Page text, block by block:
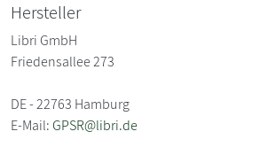
Hersteller
Libri GmbH
Friedensallee 273
DE - 22763 Hamburg
E-Mail:GPSR@libri.de